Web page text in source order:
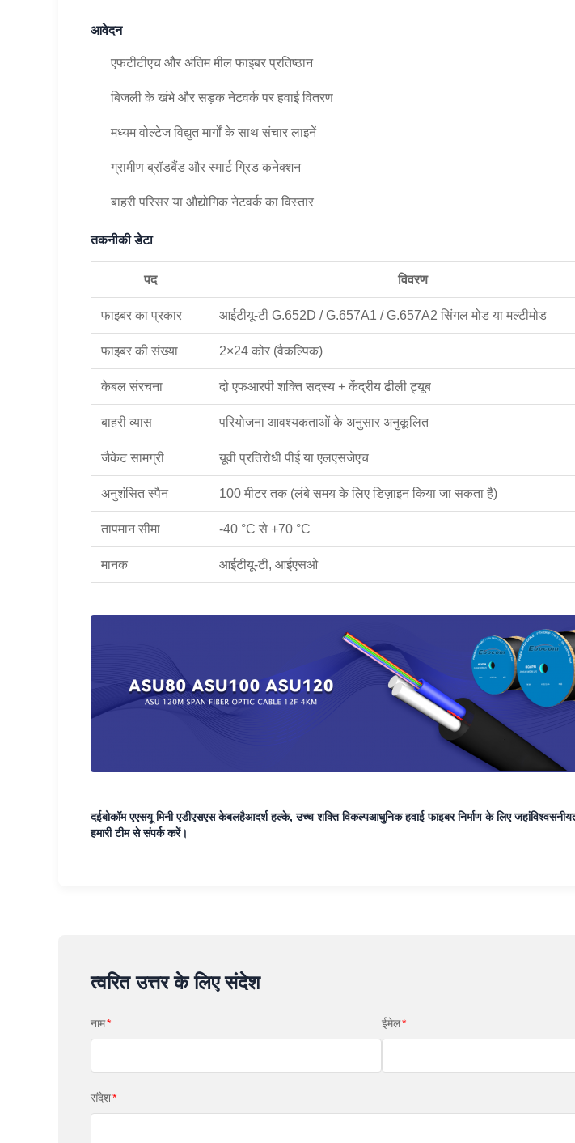
आवेदन
एफटीटीएच और अंतिम मील फाइबर प्रतिष्ठान
बिजली के खंभे और सड़क नेटवर्क पर हवाई वितरण
मध्यम वोल्टेज विद्युत मार्गों के साथ संचार लाइनें
ग्रामीण ब्रॉडबैंड और स्मार्ट ग्रिड कनेक्शन
बाहरी परिसर या औद्योगिक नेटवर्क का विस्तार
तकनीकी डेटा
पद विवरण
फाइबर का प्रकार आईटीयू-टी G.652D / G.657A1 / G.657A2 सिंगल मोड या मल्टीमोड
फाइबर की संख्या 2×24 कोर (वैकल्पिक)
केबल संरचना दो एफआरपी शक्ति सदस्य + केंद्रीय ढीली ट्यूब
बाहरी व्यास परियोजना आवश्यकताओं के अनुसार अनुकूलित
जैकेट सामग्री यूवी प्रतिरोधी पीई या एलएसजेएच
अनुशंसित स्पैन 100 मीटर तक (लंबे समय के लिए डिज़ाइन किया जा सकता है)
तापमान सीमा -40 °C से +70 °C
मानक आईटीयू-टी, आईएसओ
दईबोकॉम एएसयू मिनी एडीएसएस केबलहैआदर्श हल्के, उच्च शक्ति विकल्पआधुनिक हवाई फाइबर निर्माण के लिए जहां
हमारी टीम से संपर्क करें।
त्वरित उत्तर के लिए संदेश
नाम* ईमेल*
संदेश*